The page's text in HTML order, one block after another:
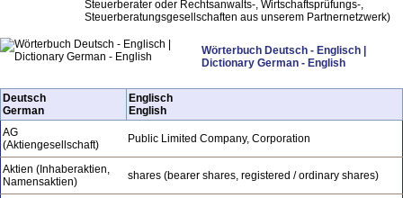
Steuerberater oder Rechtsanwalts-, Wirtschaftsprüfungs-,
Steuerberatungsgesellschaften aus unserem Partnernetzwerk)
Wörterbuch Deutsch - Englisch |
Dictionary German - English
Deutsch
German
Englisch
English
AG
(Aktiengesellschaft)
Public Limited Company, Corporation
Aktien (Inhaberaktien,
Namensaktien)
shares (bearer shares, registered / ordinary shares)